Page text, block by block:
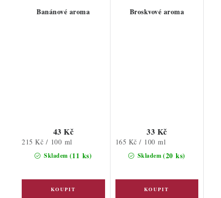
Banánové aroma
Skladem (11 ks)
43 Kč
Měrná
cena:
215 Kč / 100 ml
Broskvové aroma
Skladem(20 ks)
33 Kč
Měrná
cena:
165 Kč / 100 ml